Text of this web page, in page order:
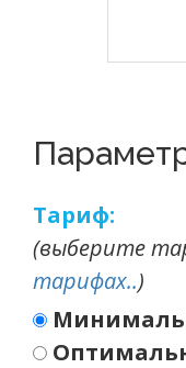
Тариф:
(выберите
тарифах..)